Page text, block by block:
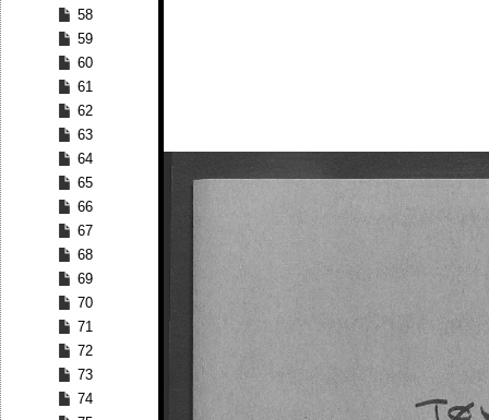
58
59
60
61
62
63
64
65
66
67
68
69
70
71
72
73
74